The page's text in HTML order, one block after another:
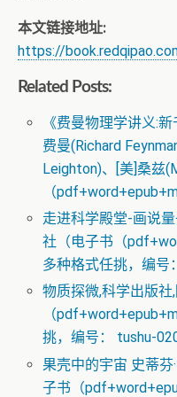
本文链接地址:
https://
Related Posts:
《费曼物理学讲义:
费曼(Richard
Leighton)、[美]桑兹
（
走进科学殿堂-画说
社（电子书（
多种格式任挑，编号
物质探微,科学出版
（
挑，编号： tushu-
果壳中的宇宙 史蒂
子书（